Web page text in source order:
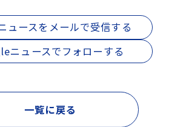
ュースをメールで受信する
ニュースでフォローする
一覧に戻る